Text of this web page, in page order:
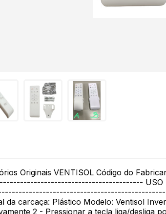
Originais VENTISOL Código do
USO
da carcaça: Plástico Modelo: Ventisol
2 - Pressionar a tecla liga/desliga